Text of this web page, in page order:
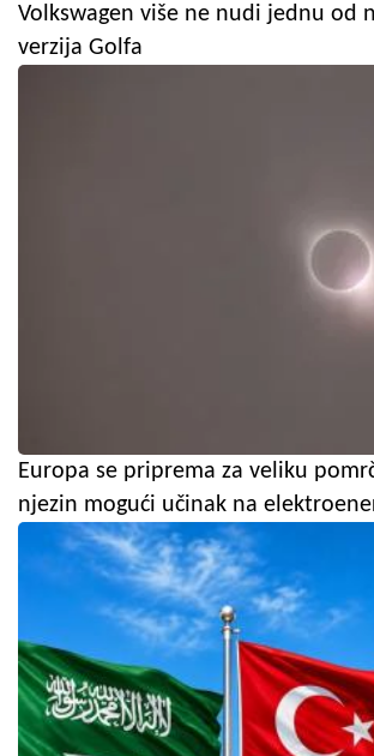
Volkswagen više ne nudi jednu od
verzija Golfa
Europa se priprema za veliku
njezin mogući učinak na